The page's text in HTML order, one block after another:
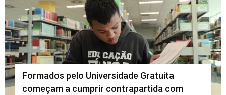
Formados pelo Universidade Gratuita
começam a cumprir contrapartida com